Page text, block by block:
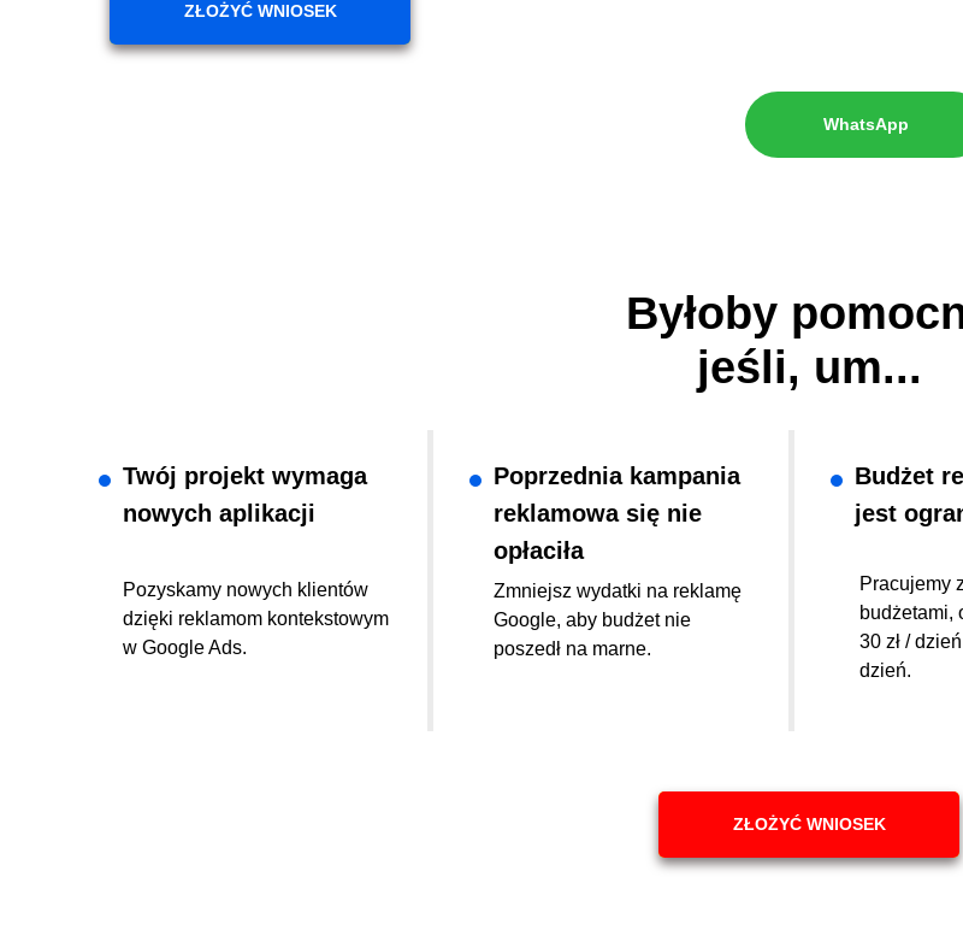
ZŁOŻYĆ WNIOSEK
WhatsApp
Byłoby
jeśli, um...
Twój projekt wymaga
nowych aplikacji
Poprzednia kampania
reklamowa się nie
opłaciła
Budżet
jest
Pozyskamy nowych klientów
dzięki reklamom kontekstowym
w Google Ads.
Zmniejsz wydatki na reklamę
Google, aby budżet nie
poszedł na marne.
Pracujemy
budżetami,
30 zł /
dzień.
ZŁOŻYĆ WNIOSEK